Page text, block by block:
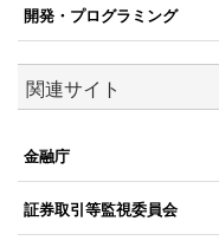
開発・プログラミング
関連サイト
金融庁
証券取引等監視委員会